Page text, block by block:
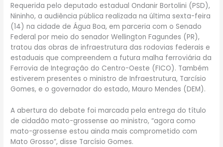
Requerida pelo deputado estadual Ondanir Bortolini (PSD),
Nininho, a audiência pública realizada na última sexta-feira
(14) na cidade de Água Boa, em parceria com o Senado
Federal por meio do senador Wellington Fagundes (PR),
tratou das obras de infraestrutura das rodovias federais e
estaduais que compreendem a futura malha ferroviária da
Ferrovia de Integração do Centro-Oeste (FICO). Também
estiverem presentes o ministro de Infraestrutura, Tarcísio
Gomes, e o governador do estado, Mauro Mendes (DEM).
A abertura do debate foi marcada pela entrega do título
de cidadão mato-grossense ao ministro, “agora como
mato-grossense estou ainda mais comprometido com
Mato Grosso”, disse Tarcísio Gomes.